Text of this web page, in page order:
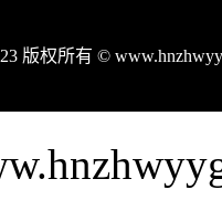
版权所有 ©